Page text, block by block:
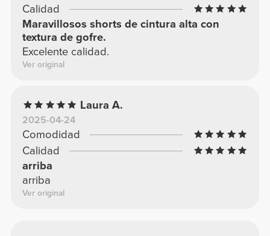
Calidad
Maravillosos shorts de cintura alta con
textura de gofre.
Excelente calidad.
Ver original
Laura A.
2025-04-24
Comodidad
Calidad
arriba
arriba
Ver original